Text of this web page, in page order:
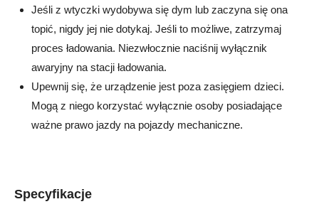
Jeśli z wtyczki wydobywa się dym lub zaczyna się ona
topić, nigdy jej nie dotykaj. Jeśli to możliwe, zatrzymaj
proces ładowania. Niezwłocznie naciśnij wyłącznik
awaryjny na stacji ładowania.
Upewnij się, że urządzenie jest poza zasięgiem dzieci.
Mogą z niego korzystać wyłącznie osoby posiadające
ważne prawo jazdy na pojazdy mechaniczne.
Specyfikacje